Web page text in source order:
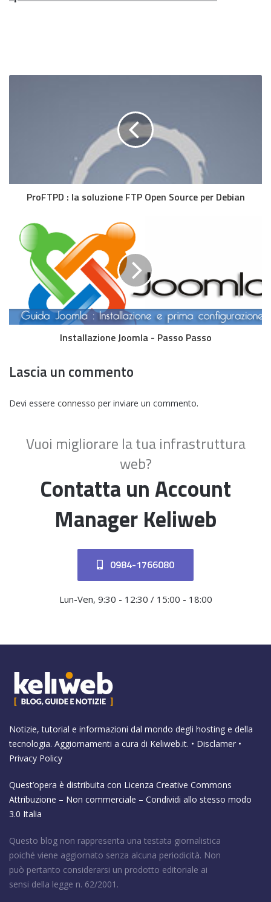
ProFTPD : la soluzione FTP Open Source per Debian
Installazione Joomla - Passo Passo
Lascia un commento
Devi essere connesso per inviare un commento.
Vuoi migliorare la tua infrastruttura
web?
Contatta un Account
Manager Keliweb
0984-1766080
Lun-Ven, 9:30 - 12:30 / 15:00 - 18:00
Notizie, tutorial e informazioni dal mondo degli hosting e della
tecnologia. Aggiornamenti a cura di Keliweb.it. • Disclamer •
Privacy Policy
Quest’opera è distribuita con Licenza Creative Commons
Attribuzione – Non commerciale – Condividi allo stesso modo
3.0 Italia
Questo blog non rappresenta una testata giornalistica
poiché viene aggiornato senza alcuna periodicità. Non
può pertanto considerarsi un prodotto editoriale ai
sensi della legge n. 62/2001.